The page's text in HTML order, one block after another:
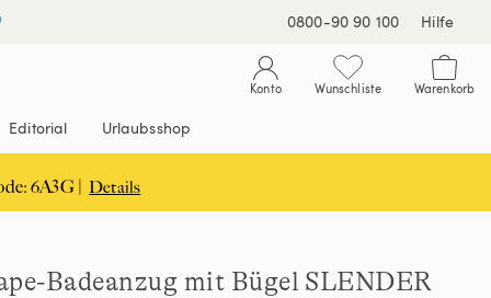
0800-90 90 100 Hilfe
Konto Wunschliste Warenkorb
Editorial Urlaubsshop
6A3G | Details
Badeanzug mit Bügel SLENDER